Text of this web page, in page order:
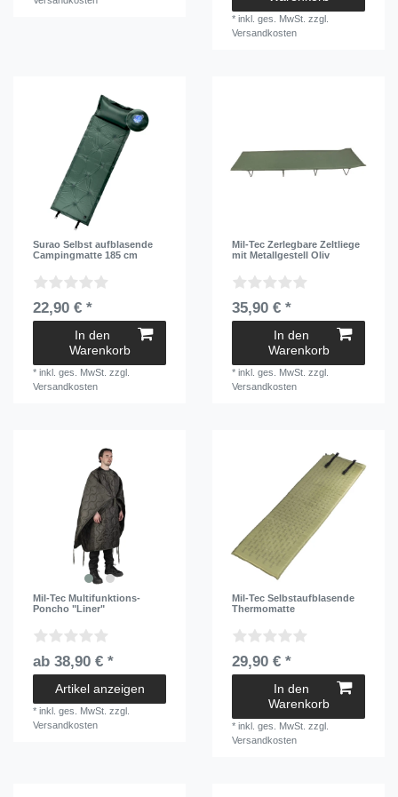
*inkl. ges. MwSt. zzgl.
Versandkosten
Surao Selbst aufblasende
Campingmatte 185 cm
22,90 € *
In den
Warenkorb
*inkl. ges. MwSt. zzgl.
Versandkosten
Mil-Tec Zerlegbare Zeltliege
mit Metallgestell Oliv
35,90 € *
In den
Warenkorb
*inkl. ges. MwSt. zzgl.
Versandkosten
Mil-Tec Multifunktions-
Poncho "Liner"
ab 38,90 € *
Artikel anzeigen
*inkl. ges. MwSt. zzgl.
Versandkosten
Mil-Tec Selbstaufblasende
Thermomatte
29,90 € *
In den
Warenkorb
*inkl. ges. MwSt. zzgl.
Versandkosten